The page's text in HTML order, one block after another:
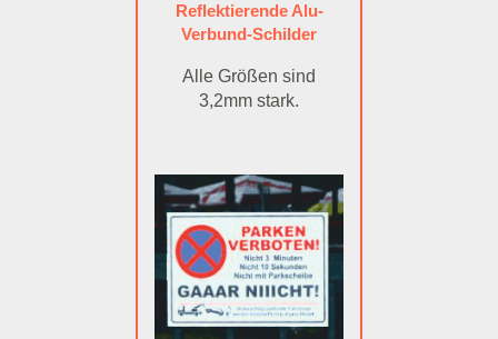
Reflektierende Alu-
Verbund-Schilder
Alle Größen sind
3,2mm stark.